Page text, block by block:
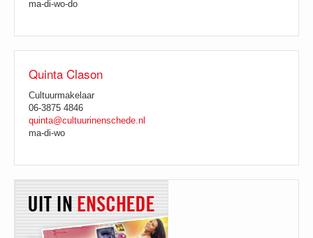
ma-di-wo-do
Quinta Clason
Cultuurmakelaar
06-3875 4846
quinta@cultuurinenschede.nl
ma-di-wo